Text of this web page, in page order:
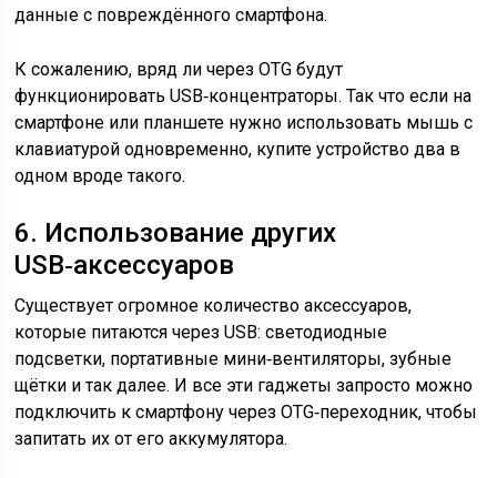
данные с повреждённого смартфона.
К сожалению, вряд ли через OTG будут
функционировать USB‑концентраторы. Так что если на
смартфоне или планшете нужно использовать мышь с
клавиатурой одновременно, купите устройство два в
одном вроде такого.
6. Использование других
USB‑аксессуаров
Существует огромное количество аксессуаров,
которые питаются через USB: светодиодные
подсветки, портативные мини‑вентиляторы, зубные
щётки и так далее. И все эти гаджеты запросто можно
подключить к смартфону через OTG‑переходник, чтобы
запитать их от его аккумулятора.